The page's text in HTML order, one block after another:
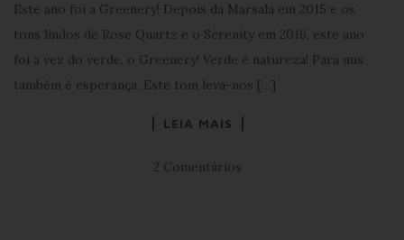
Este ano foi a Greenery! Depois da Marsala em 2015 e os
tons lindos de Rose Quartz e o Serenity em 2016, este ano
foi a vez do verde, o Greenery! Verde é natureza! Para uns
também é esperança. Este tom leva-nos […]
LEIA MAIS
2 Comentários